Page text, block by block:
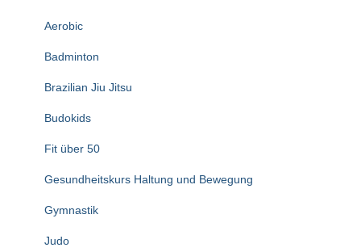
Aerobic
Badminton
Brazilian Jiu Jitsu
Budokids
Fit über 50
Gesundheitskurs Haltung und Bewegung
Gymnastik
Judo